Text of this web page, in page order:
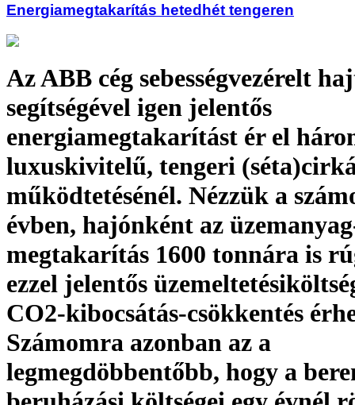
Energiamegtakarítás hetedhét tengeren
Az ABB cég sebességvezérelt
segítségével igen jelentős
energiamegtakarítást ér el
luxuskivitelű, tengeri
működtetésénél. Nézzük a
évben, hajónként az
megtakarítás 1600 tonnára is
ezzel jelentős
CO2-kibocsátás-csökkentés
Számomra azonban az a
legmegdöbbentőbb, hogy a